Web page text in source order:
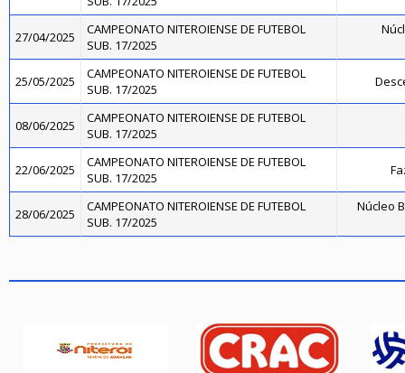
27/04/2025
CAMPEONATO NITEROIENSE DE FUTEBOL
SUB. 17/2025
25/05/2025
CAMPEONATO NITEROIENSE DE FUTEBOL
SUB. 17/2025
08/06/2025
CAMPEONATO NITEROIENSE DE FUTEBOL
SUB. 17/2025
22/06/2025
CAMPEONATO NITEROIENSE DE FUTEBOL
SUB. 17/2025
28/06/2025
CAMPEONATO NITEROIENSE DE FUTEBOL
SUB. 17/2025
Núcleo